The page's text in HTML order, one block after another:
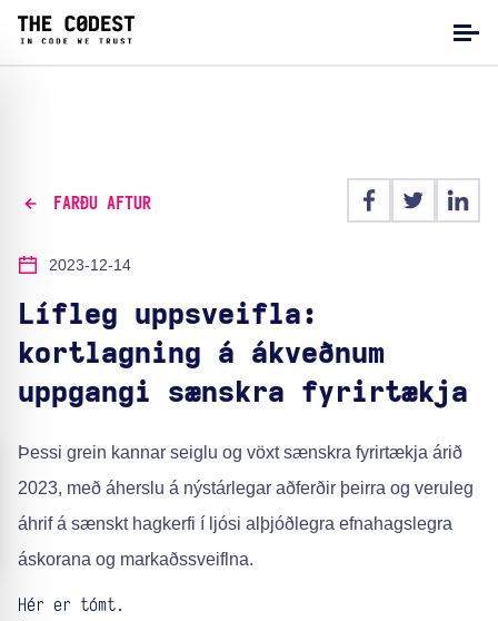
FARÐU AFTUR
2023-12-14
Lífleg uppsveifla:
kortlagning á ákveðnum
uppgangi sænskra fyrirtækja
Þessi grein kannar seiglu og vöxt sænskra fyrirtækja árið
2023, með áherslu á nýstárlegar aðferðir þeirra og veruleg
áhrif á sænskt hagkerfi í ljósi alþjóðlegra efnahagslegra
áskorana og markaðssveiflna.
Hér er tómt.